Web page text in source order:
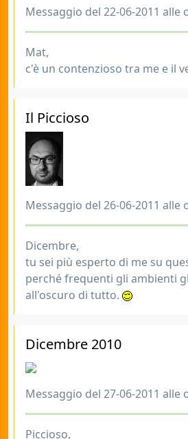
Messaggio del 22-06-2011 alle
Mat,
c'è un contenzioso tra me e il
Il Piccioso
Messaggio del 26-06-2011 alle
Dicembre,
tu sei più esperto di me su
perché frequenti gli ambienti
all'oscuro di tutto.
Dicembre 2010
Messaggio del 27-06-2011 alle
Piccioso,